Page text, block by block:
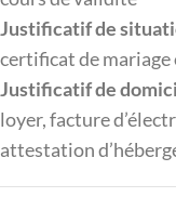
Justificatif de
certificat de mariage
Justificatif de
loyer, facture
attestation